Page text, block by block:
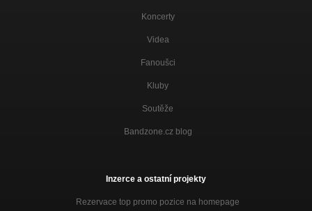
Koncerty
Videa
Fanoušci
Kluby
Soutěže
Bandzone.cz blog
Inzerce a ostatní projekty
Rezervace top promo pozice na homepage